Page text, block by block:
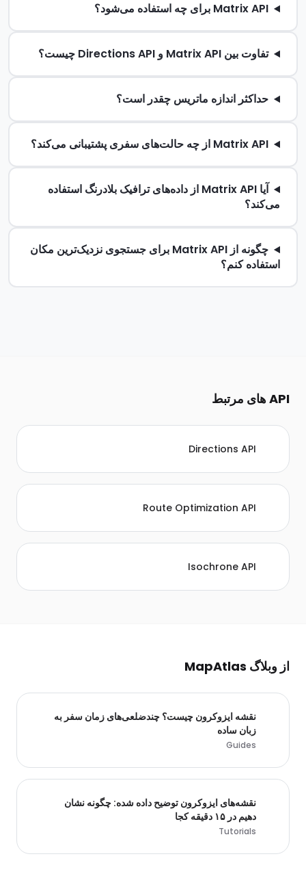
Matrix API برای چه استفاده می‌شود؟
تفاوت بین Matrix API و Directions API چیست؟
حداکثر اندازه ماتریس چقدر است؟
Matrix API از چه حالت‌های سفری پشتیبانی می‌کند؟
آیا Matrix API از داده‌های ترافیک بلادرنگ استفاده
می‌کند؟
چگونه از Matrix API برای جستجوی نزدیک‌ترین مکان
استفاده کنم؟
API های مرتبط
Directions API
Route Optimization API
Isochrone API
از وبلاگ MapAtlas
نقشه ایزوکرون چیست؟ چندضلعی‌های زمان سفر به
زبان ساده
Guides
نقشه‌های ایزوکرون توضیح داده شده: چگونه نشان
دهیم در ۱۵ دقیقه کجا
Tutorials